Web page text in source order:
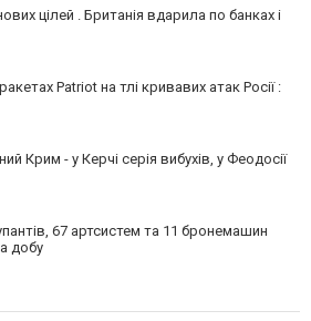
цілей . Британія вдарила по банках і
Patriot на тлі кривавих атак Росії :
Крим - у Керчі серія вибухів, у Феодосії
67 артсистем та 11 бронемашин
добу